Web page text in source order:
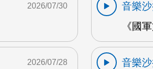
2026/07/30
音樂
《國
2026/07/28
音樂